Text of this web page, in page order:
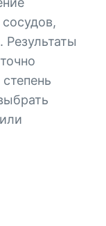
Результаты